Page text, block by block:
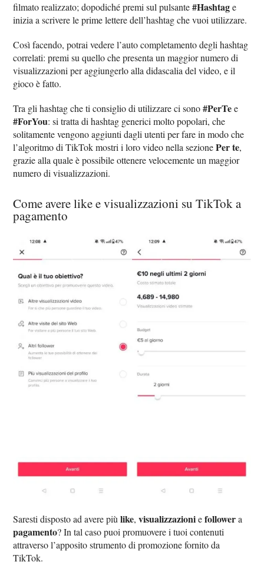
filmato realizzato; dopodiché premi sul pulsante#Hashtage
inizia a scrivere le prime lettere dell’hashtag che vuoi utilizzare.
Così facendo, potrai vedere l’auto completamento degli hashtag
correlati: premi su quello che presenta un maggior numero di
visualizzazioni per aggiungerlo alla didascalia del video, e il
gioco è fatto.
Tra gli hashtag che ti consiglio di utilizzare ci sono#PerTee
#ForYou: si tratta di hashtag generici molto popolari, che
solitamente vengono aggiunti dagli utenti per fare in modo che
l’algoritmo di TikTok mostri i loro video nella sezionePer te,
grazie alla quale è possibile ottenere velocemente un maggior
numero di visualizzazioni.
Come avere like e visualizzazioni su TikTok a
pagamento
Saresti disposto ad avere piùlike,visualizzazioniefollowera
pagamento? In tal caso puoi promuovere i tuoi contenuti
attraverso l’apposito strumento di promozione fornito da
TikTok.